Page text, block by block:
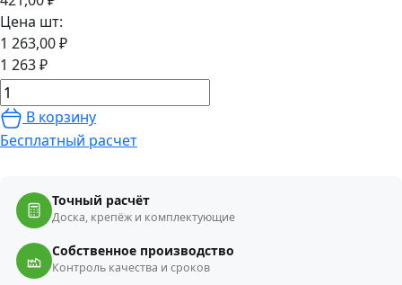
Цена шт:
1 263,00 ₽
1 263 ₽
В корзину
Бесплатный расчет
Точный расчёт
Доска, крепёж и комплектующие
Собственное производство
Контроль качества и сроков